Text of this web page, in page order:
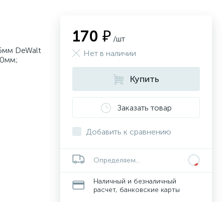
DeWalt
170 ₽ /шт
Нет в наличии
Купить
Заказать товар
Добавить к сравнению
Определяем...
Наличный и безналичный
расчет, банковские карты